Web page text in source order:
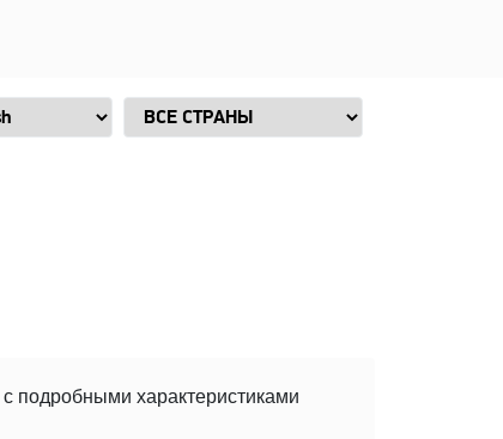
подробными характеристиками